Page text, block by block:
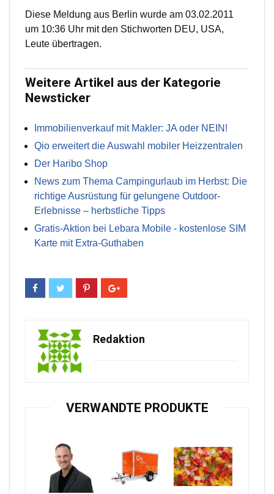
Diese Meldung aus Berlin wurde am 03.02.2011
um 10:36 Uhr mit den Stichworten DEU, USA,
Leute übertragen.
Weitere Artikel aus der Kategorie
Newsticker
Immobilienverkauf mit Makler: JA oder NEIN!
Qio erweitert die Auswahl mobiler Heizzentralen
Der Haribo Shop
News zum Thema Campingurlaub im Herbst: Die
richtige Ausrüstung für gelungene Outdoor-
Erlebnisse – herbstliche Tipps
Gratis-Aktion bei Lebara Mobile - kostenlose SIM
Karte mit Extra-Guthaben
Redaktion
VERWANDTE PRODUKTE